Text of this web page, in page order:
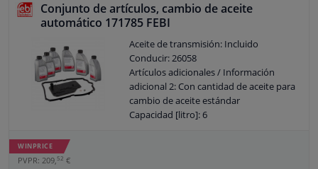
Reemplazar después de [km]: 60000
Garantía: 2 años
Reemplazar después de [año]: 5
Color del fluido industrial: Amarillo
Observe la información del servicio
Conjunto de artículos, cambio de aceite
automático 171785 FEBI
Aceite de transmisión: Incluido
Conducir: 26058
Artículos adicionales / Información
adicional 2: Con cantidad de aceite para
cambio de aceite estándar
Capacidad [litro]: 6
WINPRICE
PVPR: 209,52 €